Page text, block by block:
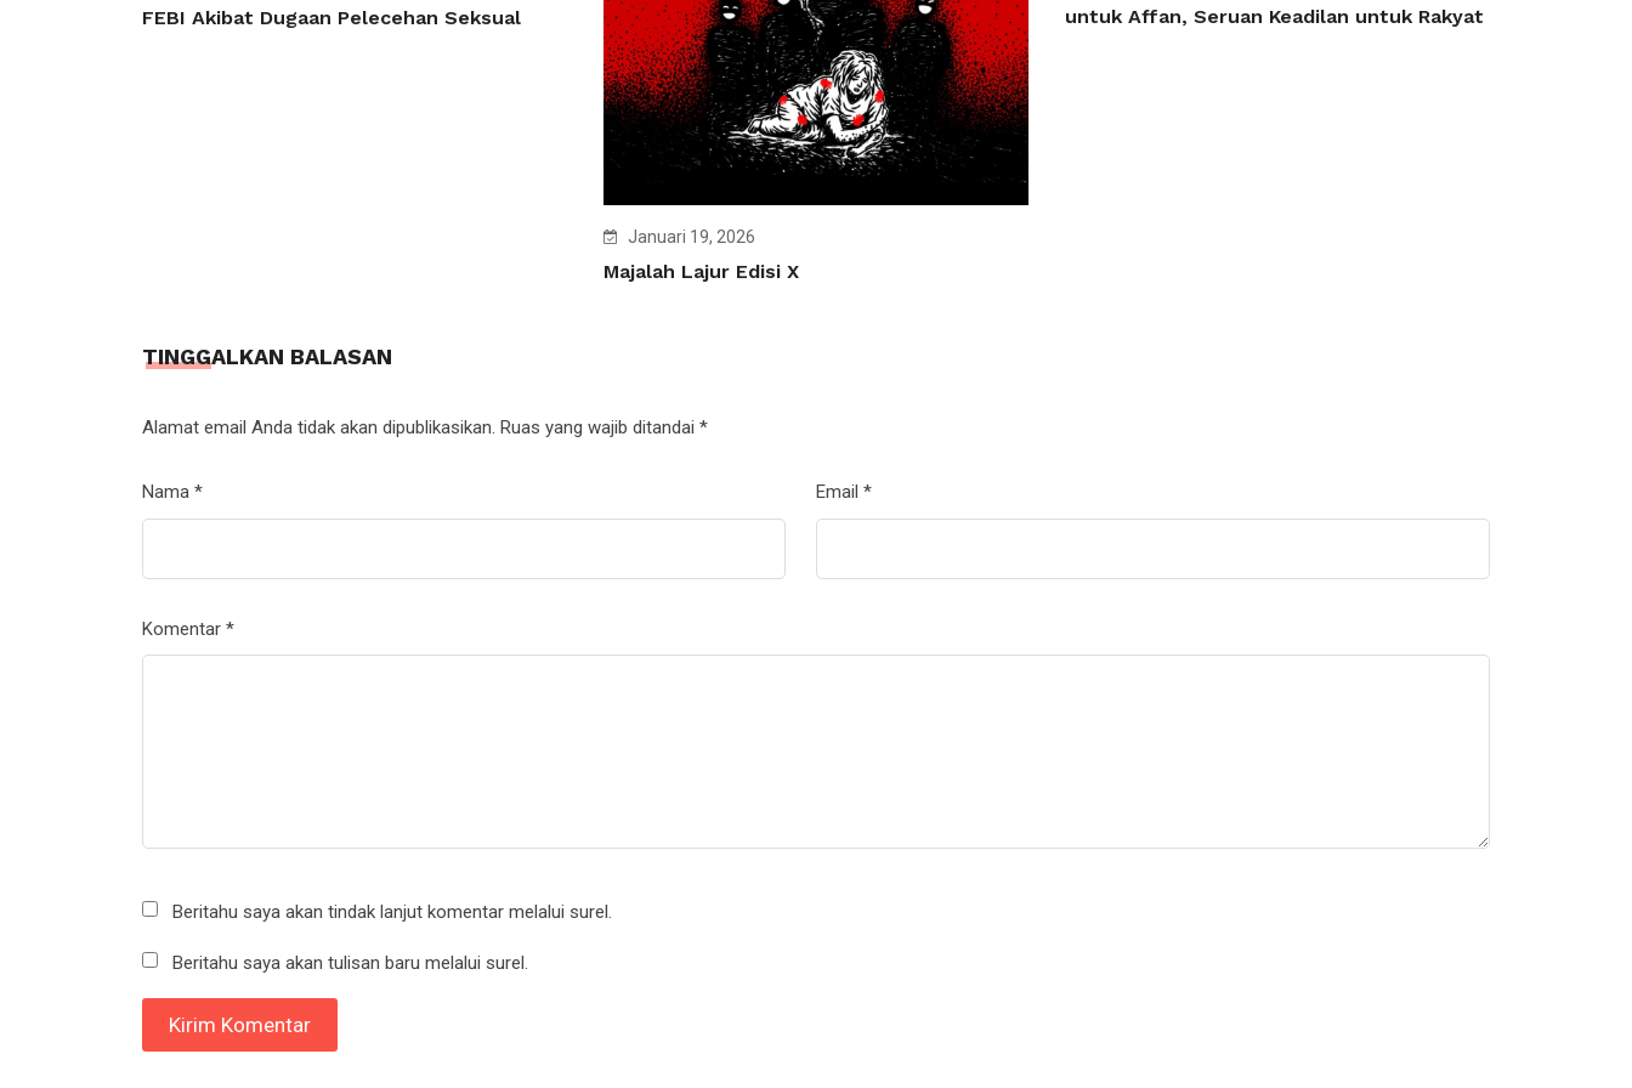
FEBI Akibat Dugaan Pelecehan Seksual
Januari 19, 2026
Majalah Lajur Edisi X
untuk Affan, Seruan Keadilan untuk Rakyat
TINGGALKAN BALASAN
Alamat email Anda tidak akan dipublikasikan. Ruas yang wajib ditandai *
Nama * Email *
Komentar *
Beritahu saya akan tindak lanjut komentar melalui surel.
Beritahu saya akan tulisan baru melalui surel.